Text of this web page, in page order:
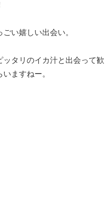
い嬉しい出会い。
タリのイカ汁と出会って歓
ますねー。